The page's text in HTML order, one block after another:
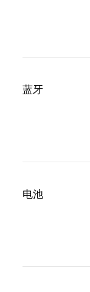
蓝牙
电池